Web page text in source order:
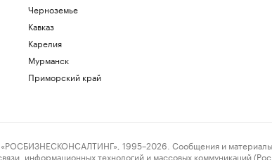
Черноземье
Кавказ
Карелия
Мурманск
Приморский край
1995–2026. Сообщения и материалы
информационных технологий и массовых коммуникаций